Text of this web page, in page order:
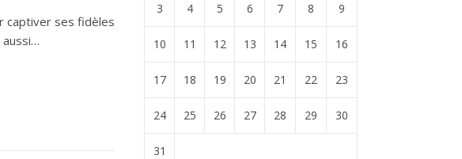
captiver ses fidèles
aussi…
3 4 5 6 7 8 9
10 11 12 13 14 15 16
17 18 19 20 21 22 23
24 25 26 27 28 29 30
31